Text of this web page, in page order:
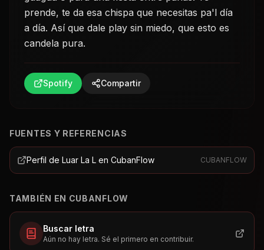
prende, te da esa chispa que necesitas pa'l día
a día. Así que dale play sin miedo, que esto es
candela pura.
Spotify Compartir
FUENTES Y REFERENCIAS
Perfil de Luar La L en CubanFlow CUBANFLOW
TAMBIÉN EN CUBANFLOW
Buscar letra
Aún no hay letra. Sé el primero en contribuir.